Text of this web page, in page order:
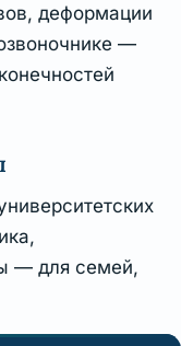
деформации
—
— для семей,